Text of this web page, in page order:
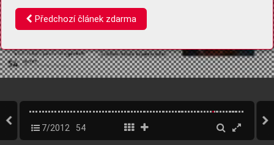
7/2012 54
Předchozí článek zdarma